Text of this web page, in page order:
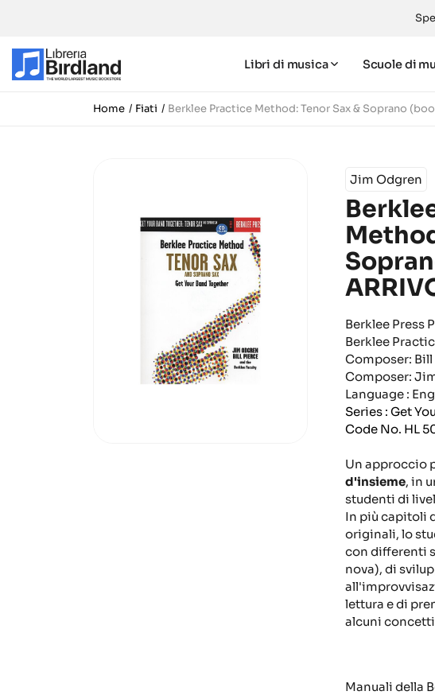
Libri di musica Scuole di
Home Fiati Berklee Practice Method: Tenor Sax & Soprano
Jim Odgren
Berklee Press
Berklee
Composer: Bill
Composer:
Language :
Series : Get
Code No. HL
Un approccio
d'insieme, in
studenti di
In più capitoli
originali, lo
con differenti
nova), di
lettura e di
alcuni
Manuali della